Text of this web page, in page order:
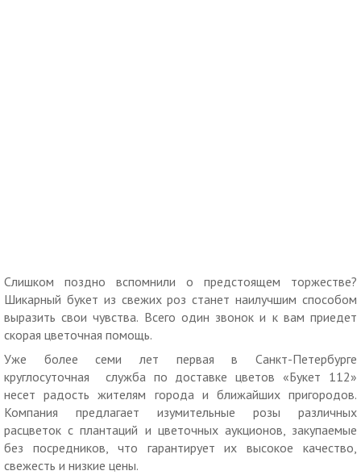
Слишком поздно вспомнили о предстоящем торжестве?
Шикарный букет из свежих роз станет наилучшим способом
выразить свои чувства. Всего один звонок и к вам приедет
скорая цветочная помощь.
Уже более семи лет первая в Санкт-Петербурге
круглосуточная служба по доставке цветов «Букет 112»
несет радость жителям города и ближайших пригородов.
Компания предлагает изумительные розы различных
расцветок с плантаций и цветочных аукционов, закупаемые
без посредников, что гарантирует их высокое качество,
свежесть и низкие цены.